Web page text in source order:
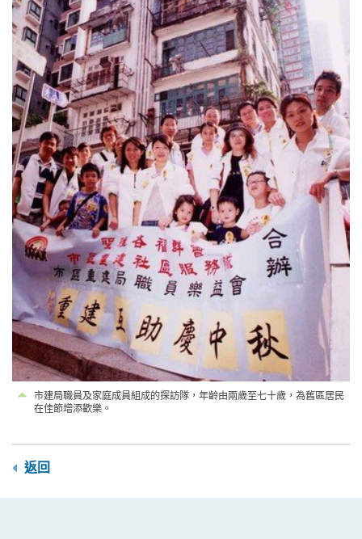
市建局職員及家庭成員組成的探訪隊，年齡由兩歲至七十歲，為舊區居民
在佳節增添歡樂。
返回